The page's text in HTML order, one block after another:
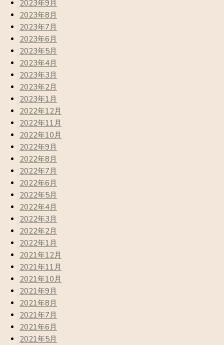
2023年9月
2023年8月
2023年7月
2023年6月
2023年5月
2023年4月
2023年3月
2023年2月
2023年1月
2022年12月
2022年11月
2022年10月
2022年9月
2022年8月
2022年7月
2022年6月
2022年5月
2022年4月
2022年3月
2022年2月
2022年1月
2021年12月
2021年11月
2021年10月
2021年9月
2021年8月
2021年7月
2021年6月
2021年5月